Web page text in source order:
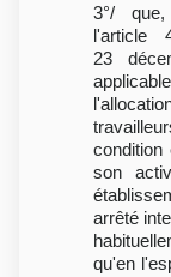
3°/
23
condition
son
arrêté
qu'en